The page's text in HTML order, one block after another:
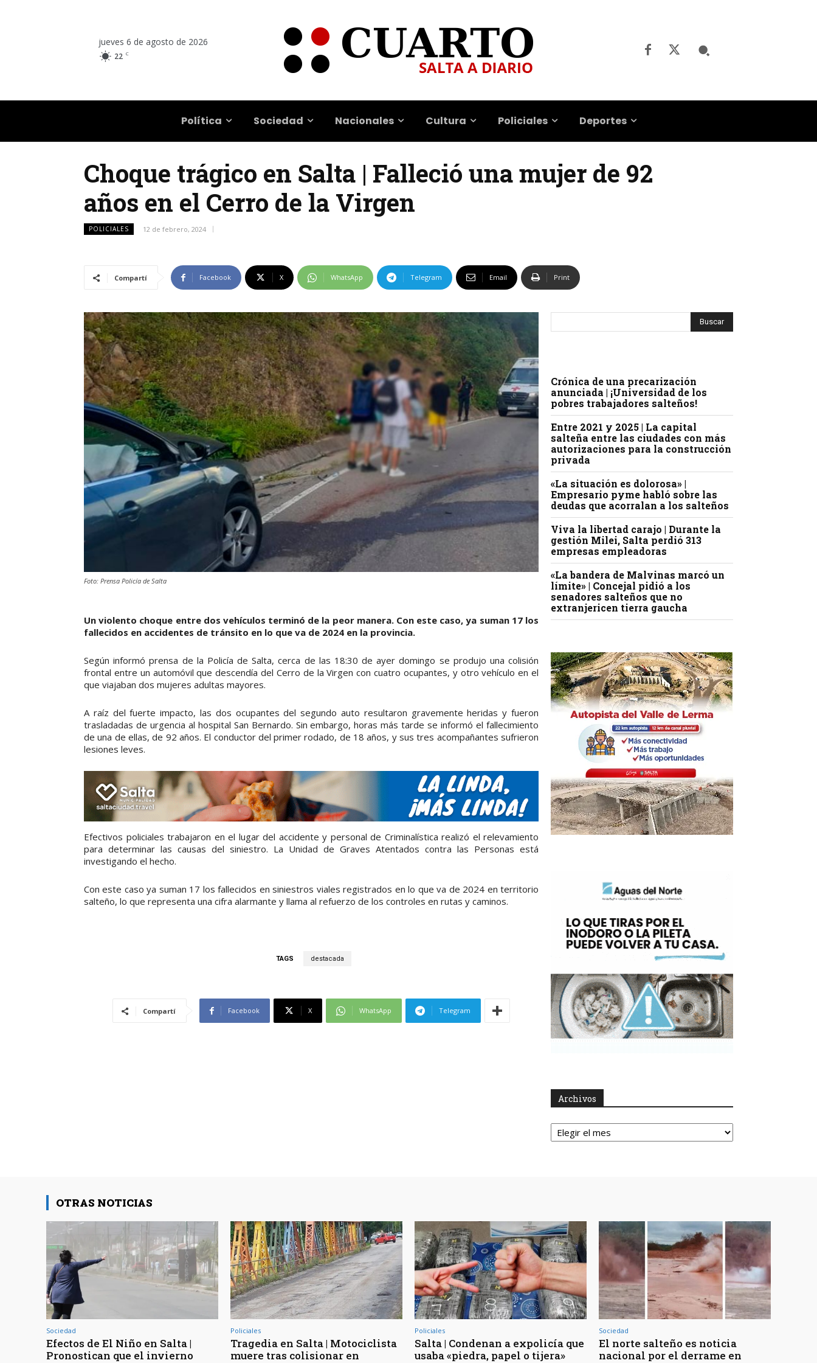
jueves 6 de agosto de 2026
22 C
Política Sociedad Nacionales Cultura Policiales Deportes
Choque trágico en Salta | Falleció una mujer de 92
años en el Cerro de la Virgen
POLICIALES 12 de febrero, 2024
Compartí Facebook X WhatsApp Telegram Email Print
Foto: Prensa Policía de Salta
Un violento choque entre dos vehículos terminó de la peor manera. Con este caso, ya suman 17 los
fallecidos en accidentes de tránsito en lo que va de 2024 en la provincia.
Según informó prensa de la Policía de Salta, cerca de las 18:30 de ayer domingo se produjo una colisión
frontal entre un automóvil que descendía del Cerro de la Virgen con cuatro ocupantes, y otro vehículo en el
que viajaban dos mujeres adultas mayores.
A raíz del fuerte impacto, las dos ocupantes del segundo auto resultaron gravemente heridas y fueron
trasladadas de urgencia al hospital San Bernardo. Sin embargo, horas más tarde se informó el fallecimiento
de una de ellas, de 92 años. El conductor del primer rodado, de 18 años, y sus tres acompañantes sufrieron
lesiones leves.
Efectivos policiales trabajaron en el lugar del accidente y personal de Criminalística realizó el relevamiento
para determinar las causas del siniestro. La Unidad de Graves Atentados contra las Personas está
investigando el hecho.
Con este caso ya suman 17 los fallecidos en siniestros viales registrados en lo que va de 2024 en territorio
salteño, lo que representa una cifra alarmante y llama al refuerzo de los controles en rutas y caminos.
TAGS destacada
Compartí Facebook X WhatsApp Telegram
Crónica de una precarización
anunciada | ¡Universidad de los
pobres trabajadores salteños!
Entre 2021 y 2025 | La capital
salteña entre las ciudades con más
autorizaciones para la construcción
privada
«La situación es dolorosa» |
Empresario pyme habló sobre las
deudas que acorralan a los salteños
Viva la libertad carajo | Durante la
gestión Milei, Salta perdió 313
empresas empleadoras
«La bandera de Malvinas marcó un
límite» | Concejal pidió a los
senadores salteños que no
extranjericen tierra gaucha
Archivos
Archivos
OTRAS NOTICIAS
Sociedad
Efectos de El Niño en Salta |
Pronostican que el invierno
Policiales
Tragedia en Salta | Motociclista
muere tras colisionar en
Policiales
Salta | Condenan a expolicía que
usaba «piedra, papel o tijera»
Sociedad
El norte salteño es noticia
nacional por el derrame en